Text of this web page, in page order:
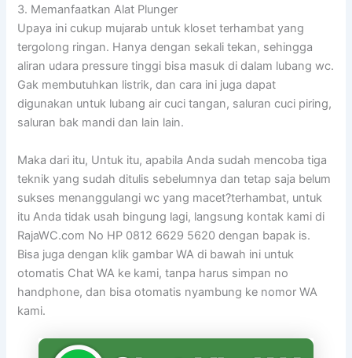
3. Memanfaatkan Alat Plunger
Upaya ini cukup mujarab untuk kloset terhambat yang
tergolong ringan. Hanya dengan sekali tekan, sehingga
aliran udara pressure tinggi bisa masuk di dalam lubang wc.
Gak membutuhkan listrik, dan cara ini juga dapat
digunakan untuk lubang air cuci tangan, saluran cuci piring,
saluran bak mandi dan lain lain.
Maka dari itu, Untuk itu, apabila Anda sudah mencoba tiga
teknik yang sudah ditulis sebelumnya dan tetap saja belum
sukses menanggulangi wc yang macet?terhambat, untuk
itu Anda tidak usah bingung lagi, langsung kontak kami di
RajaWC.com No HP 0812 6629 5620 dengan bapak is.
Bisa juga dengan klik gambar WA di bawah ini untuk
otomatis Chat WA ke kami, tanpa harus simpan no
handphone, dan bisa otomatis nyambung ke nomor WA
kami.